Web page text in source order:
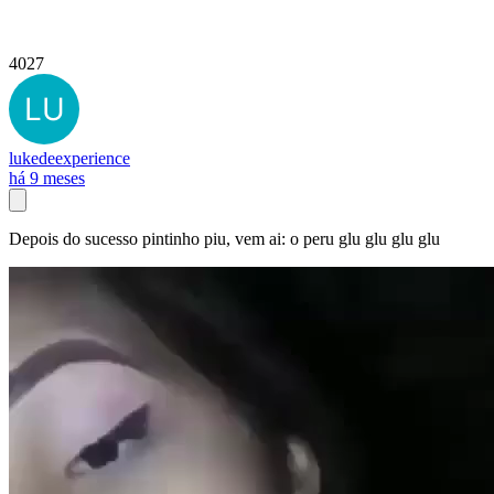
4027
lukedeexperience
há 9 meses
Depois do sucesso pintinho piu, vem ai: o peru glu glu glu glu